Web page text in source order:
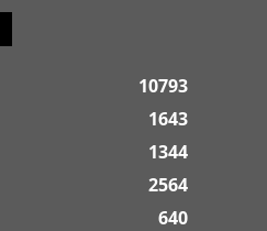
10793
1643
1344
2564
640